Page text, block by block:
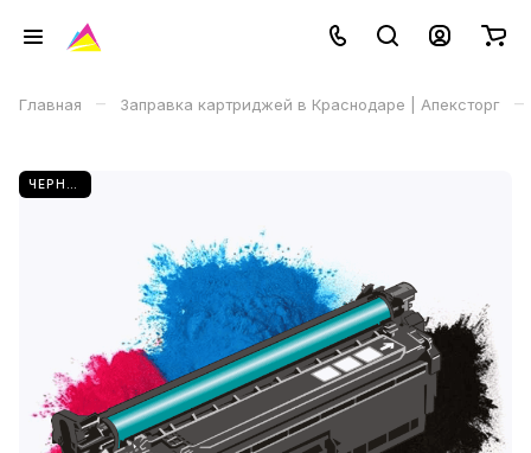
Главная – Заправка картриджей в Краснодаре | Апексторг –